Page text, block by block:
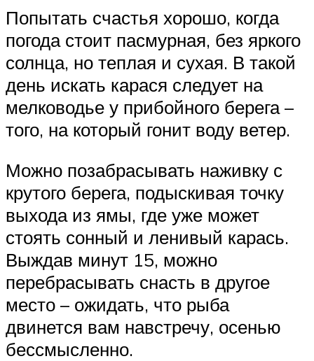
Попытать счастья хорошо, когда
погода стоит пасмурная, без яркого
солнца, но теплая и сухая. В такой
день искать карася следует на
мелководье у прибойного берега –
того, на который гонит воду ветер.
Можно позабрасывать наживку с
крутого берега, подыскивая точку
выхода из ямы, где уже может
стоять сонный и ленивый карась.
Выждав минут 15, можно
перебрасывать снасть в другое
место – ожидать, что рыба
двинется вам навстречу, осенью
бессмысленно.